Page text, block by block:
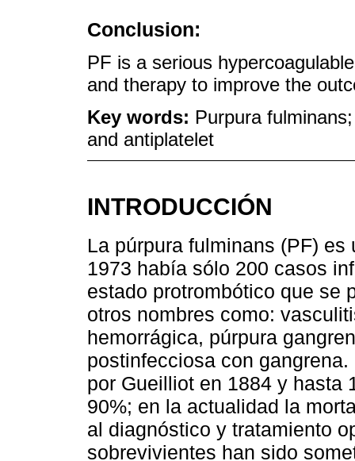
Conclusion:
PF is a serious
and therapy to improve the
Key words: Purpura
and antiplatelet
INTRODUCCIÓN
La púrpura fulminans (PF)
1973 había sólo 200 casos
estado protrombótico que se
otros nombres como:
hemorrágica, púrpura
postinfecciosa con
por Gueilliot en 1884 y hasta
90%; en la actualidad la
al diagnóstico y tratamiento
sobrevivientes han sido